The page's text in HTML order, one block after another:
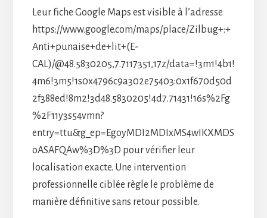
Leur fiche Google Maps est visible à l’adresse
https://www.google.com/maps/place/Zilbug+:+
Anti+punaise+de+lit+(E-
CAL)/@48.5830205,7.7117351,17z/data=!3m1!4b1!
4m6!3m5!1s0x4796c9a302e75403:0x1f670d50d
2f388ed!8m2!3d48.5830205!4d7.71431!16s%2Fg
%2F11y3s54vmn?
entry=ttu&g_ep=EgoyMDI2MDIxMS4wIKXMDS
oASAFQAw%3D%3D pour vérifier leur
localisation exacte. Une intervention
professionnelle ciblée règle le problème de
manière définitive sans retour possible.